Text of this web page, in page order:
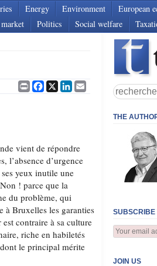
Energy Environment European
Politics Social welfare
PrintFacebook
X LinkedIn
Email
vient de répondre
l’absence d’urgence
yeux inutile une
! parce que la
du problème, qui
à Bruxelles les garanties
contraire à sa culture
riche en habiletés
le principal mérite
THE
SUBSCRIBE
JOIN US